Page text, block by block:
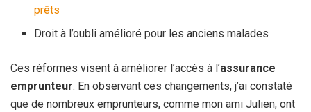
prêts
Droit à l’oubli amélioré pour les anciens malades
Ces réformes visent à améliorer l’accès à l’assurance
emprunteur. En observant ces changements, j’ai constaté
que de nombreux emprunteurs, comme mon ami Julien, ont